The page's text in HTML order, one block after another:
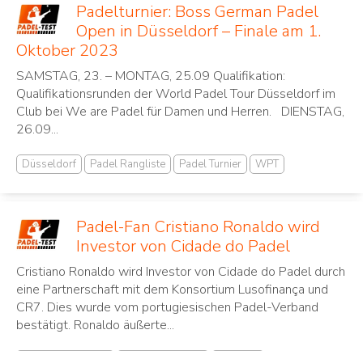
Padelturnier: Boss German Padel
Open in Düsseldorf – Finale am 1.
Oktober 2023
SAMSTAG, 23. – MONTAG, 25.09 Qualifikation:
Qualifikationsrunden der World Padel Tour Düsseldorf im
Club bei We are Padel für Damen und Herren. DIENSTAG,
26.09...
Düsseldorf Padel Rangliste Padel Turnier WPT
Padel-Fan Cristiano Ronaldo wird
Investor von Cidade do Padel
Cristiano Ronaldo wird Investor von Cidade do Padel durch
eine Partnerschaft mit dem Konsortium Lusofinança und
CR7. Dies wurde vom portugiesischen Padel-Verband
bestätigt. Ronaldo äußerte...